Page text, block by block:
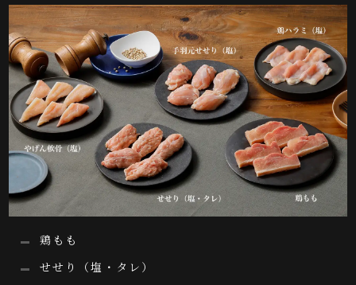
鶏もも
せせり（塩・タレ）